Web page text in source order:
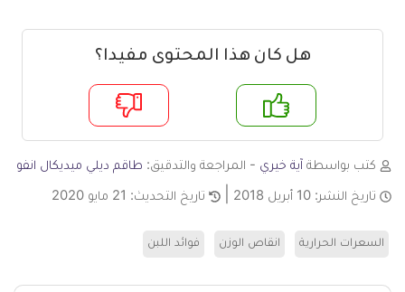
هل كان هذا المحتوى مفيدا؟
لا
كتب بواسطة آية خيري - المراجعة والتدقيق: طاقم ديلي ميديكال انفو
تاريخ النشر: 10 أبريل 2018 تاريخ التحديث: 21 مايو 2020
السعرات الحرارية انقاص الوزن فوائد اللبن